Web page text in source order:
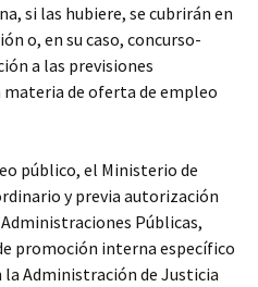
si las hubiere, se cubrirán en
o, en su caso, concurso-
a las previsiones
de oferta de empleo
público, el Ministerio de
y previa autorización
Públicas,
promoción interna específico
la Administración de Justicia